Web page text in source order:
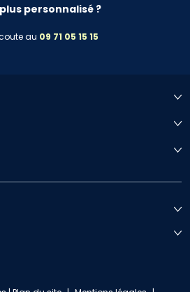
personnalisé ?
au 09 71 05 15 15